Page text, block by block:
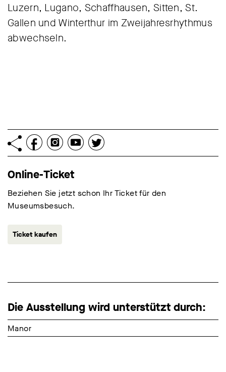
Luzern, Lugano, Schaffhausen, Sitten, St.
Gallen und Winterthur im Zweijahresrhythmus
abwechseln.
Online-Ticket
Beziehen Sie jetzt schon Ihr Ticket für den
Museumsbesuch.
Ticket kaufen
Die Ausstellung wird unterstützt durch:
Manor